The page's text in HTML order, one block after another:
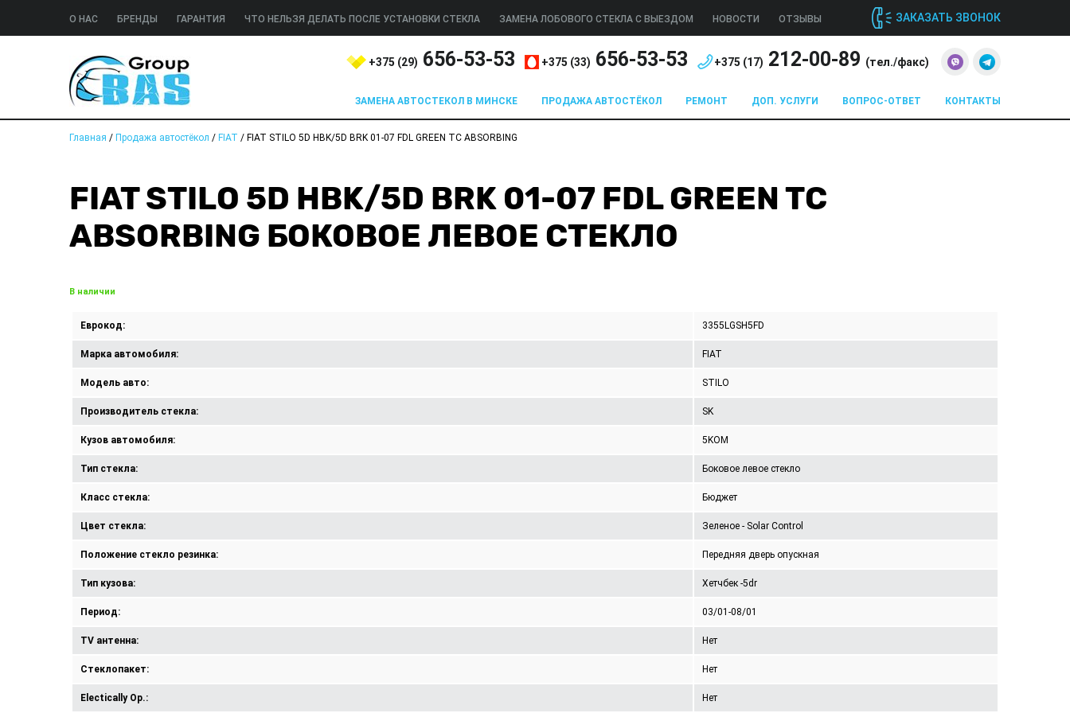
О НАС БРЕНДЫ ГАРАНТИЯ ЧТО НЕЛЬЗЯ ДЕЛАТЬ ПОСЛЕ УСТАНОВКИ СТЕКЛА ЗАМЕНА ЛОБОВОГО СТЕКЛА С ВЫЕЗДОМ НОВОСТИ ОТЗЫВЫ ЗАКАЗАТЬ ЗВОНОК
+375 (29) 656-53-53 +375 (33) 656-53-53 +375 (17) 212-00-89 (тел./факс)
ЗАМЕНА АВТОСТЕКОЛ В МИНСКЕ ПРОДАЖА АВТОСТЁКОЛ РЕМОНТ ДОП. УСЛУГИ ВОПРОС-ОТВЕТ КОНТАКТЫ
Главная / Продажа автостёкол / FIAT / FIAT STILO 5D HBK/5D BRK 01-07 FDL GREEN TC ABSORBING
FIAT STILO 5D HBK/5D BRK 01-07 FDL GREEN TC
ABSORBING БОКОВОЕ ЛЕВОЕ СТЕКЛО
В наличии
Еврокод: 3355LGSH5FD
Марка автомобиля: FIAT
Модель авто: STILO
Производитель стекла: SK
Кузов автомобиля: 5KOM
Тип стекла: Боковое левое стекло
Класс стекла: Бюджет
Цвет стекла: Зеленое - Solar Control
Положение стекло резинка: Передняя дверь опускная
Тип кузова: Хетчбек -5dr
Период: 03/01-08/01
TV антенна: Нет
Стеклопакет: Нет
Electically Op.: Нет